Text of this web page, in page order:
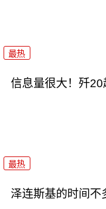
最热
信息量很大！歼
最热
泽连斯基的时间不